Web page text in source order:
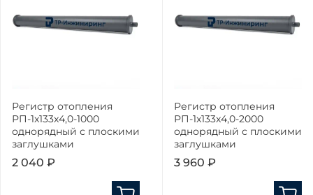
Регистр отопления
РП-1x133x4,0-1000
однорядный с плоскими
заглушками
2 040 ₽
Регистр отопления
РП-1x133x4,0-2000
однорядный с плоскими
заглушками
3 960 ₽